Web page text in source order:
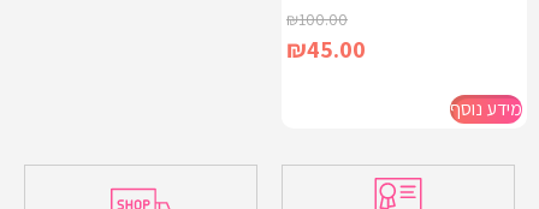
₪100.00
₪45.00
מידע נוסף